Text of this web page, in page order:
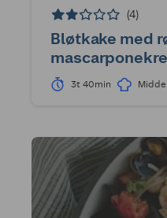
(4)
Bløtkake med
3t 40min